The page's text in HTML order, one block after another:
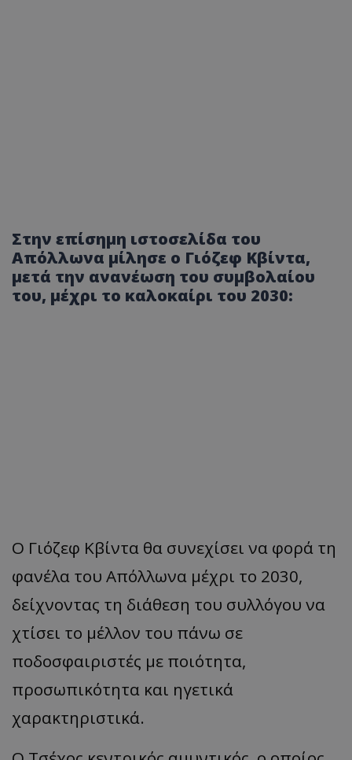
Στην επίσημη ιστοσελίδα τoυ
Απόλλωνα μίλησε ο Γιόζεφ Κβίντα,
μετά την ανανέωση του συμβολαίου
του, μέχρι το καλοκαίρι του 2030:
Ο Γιόζεφ Κβίντα θα συνεχίσει να φορά τη
φανέλα του Απόλλωνα μέχρι το 2030,
δείχνοντας τη διάθεση του συλλόγου να
χτίσει το μέλλον του πάνω σε
ποδοσφαιριστές με ποιότητα,
προσωπικότητα και ηγετικά
χαρακτηριστικά.